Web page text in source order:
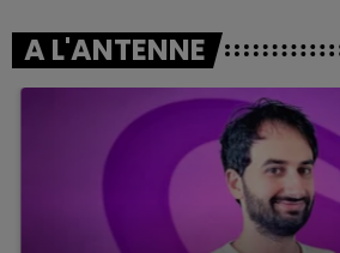
A L'ANTENNE